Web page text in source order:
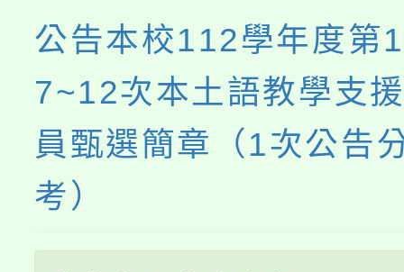
公告本校112學年度第
7~12次本土語教學支
員甄選簡章（1次公告
考）